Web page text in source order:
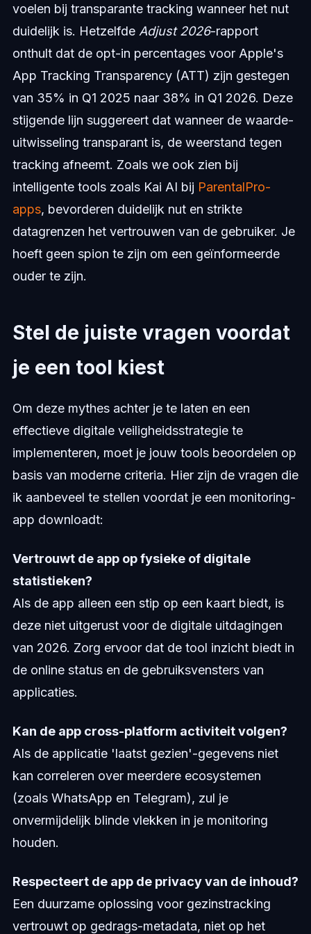
voelen bij transparante tracking wanneer het nut
duidelijk is. Hetzelfde Adjust 2026-rapport
onthult dat de opt-in percentages voor Apple's
App Tracking Transparency (ATT) zijn gestegen
van 35% in Q1 2025 naar 38% in Q1 2026. Deze
stijgende lijn suggereert dat wanneer de waarde-
uitwisseling transparant is, de weerstand tegen
tracking afneemt. Zoals we ook zien bij
intelligente tools zoals Kai AI bij ParentalPro-
apps, bevorderen duidelijk nut en strikte
datagrenzen het vertrouwen van de gebruiker. Je
hoeft geen spion te zijn om een geïnformeerde
ouder te zijn.
Stel de juiste vragen voordat
je een tool kiest
Om deze mythes achter je te laten en een
effectieve digitale veiligheidsstrategie te
implementeren, moet je jouw tools beoordelen op
basis van moderne criteria. Hier zijn de vragen die
ik aanbeveel te stellen voordat je een monitoring-
app downloadt:
Vertrouwt de app op fysieke of digitale
statistieken?
Als de app alleen een stip op een kaart biedt, is
deze niet uitgerust voor de digitale uitdagingen
van 2026. Zorg ervoor dat de tool inzicht biedt in
de online status en de gebruiksvensters van
applicaties.
Kan de app cross-platform activiteit volgen?
Als de applicatie 'laatst gezien'-gegevens niet
kan correleren over meerdere ecosystemen
(zoals WhatsApp en Telegram), zul je
onvermijdelijk blinde vlekken in je monitoring
houden.
Respecteert de app de privacy van de inhoud?
Een duurzame oplossing voor gezinstracking
vertrouwt op gedrags-metadata, niet op het